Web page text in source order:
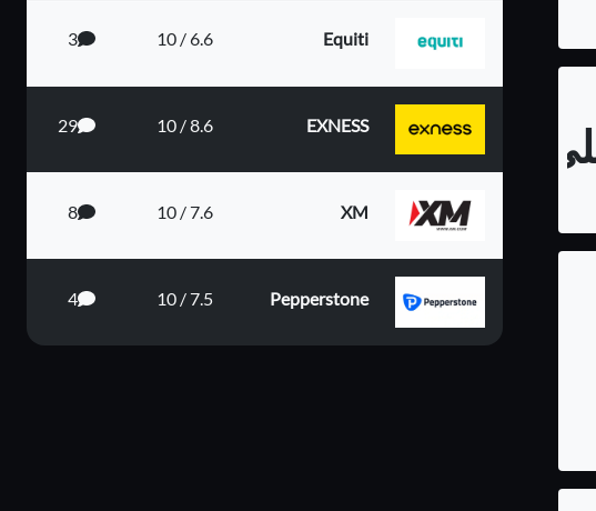
Equiti
6.6 / 10
3
EXNESS
8.6 / 10
29
XM
7.6 / 10
8
Pepperstone
7.5 / 10
4
الفريم الي...